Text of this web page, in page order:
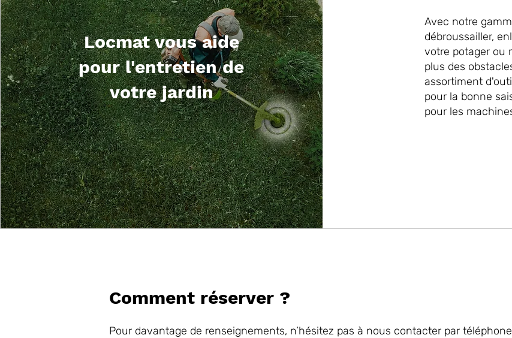
Locmat vous aide
pour l'entretien de
votre jardin
Avec notre
débroussailler,
votre potager ou
plus des
assortiment
pour la bonne
pour les
Comment réserver ?
Pour davantage de renseignements, n’hésitez pas à nous contacter par